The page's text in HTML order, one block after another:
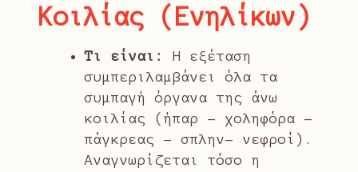
Κοιλίας (Ενηλίκων)
Τι είναι:
Η εξέταση
συμπεριλαμβάνει όλα τα
συμπαγή όργανα της άνω
κοιλίας (ήπαρ - χοληφόρα –
πάγκρεας – σπλην- νεφροί).
Αναγνωρίζεται τόσο η